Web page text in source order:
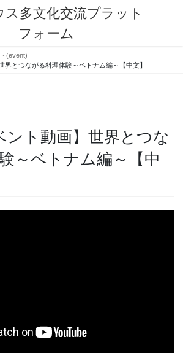
ス多文化交流プラット
フォーム
(event)
界とつながる料理体験～ベトナム編～【中文】
ント動画】世界とつな
～ベトナム編～【中